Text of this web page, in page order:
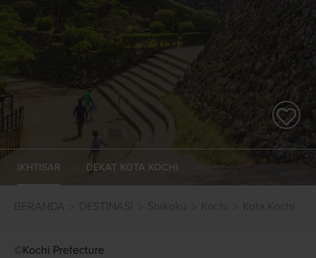
IKHTISAR DEKAT KOTA KOCHI
©Kochi Prefecture